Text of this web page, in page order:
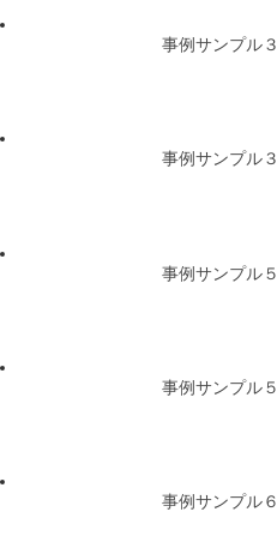
事例サンプル３
事例サンプル３
事例サンプル５
事例サンプル５
事例サンプル６